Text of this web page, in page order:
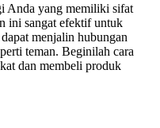
Anda yang memiliki sifat
ini sangat efektif untuk
menjalin hubungan
teman. Beginilah cara
dan membeli produk